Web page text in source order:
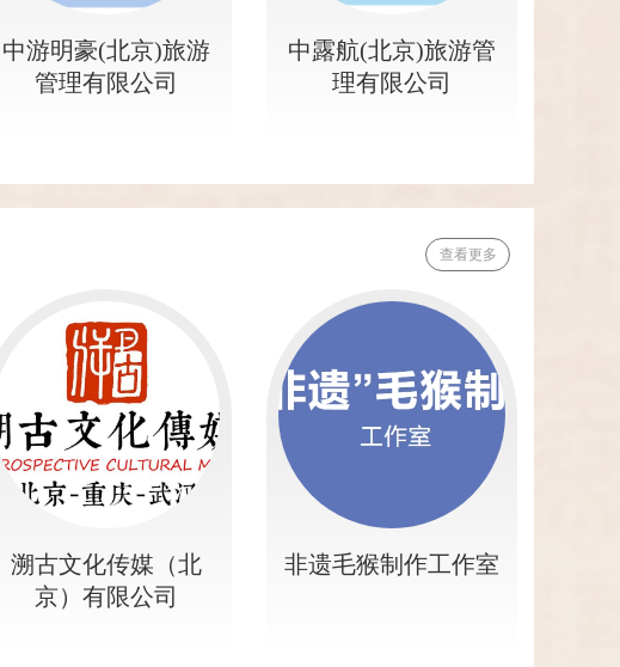
中游明豪(北京)旅游
管理有限公司
中露航(北京)旅游管
理有限公司
查看更多
溯古文化传媒（北
京）有限公司
非遗毛猴制作工作室